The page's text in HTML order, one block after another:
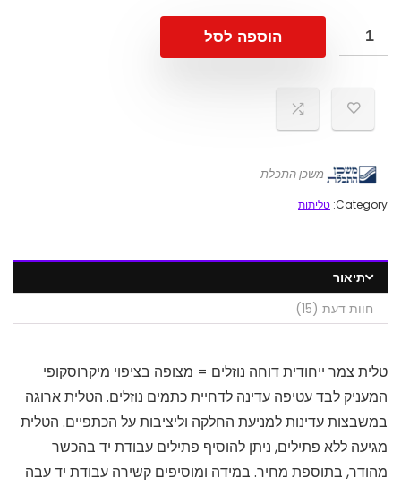
הוספה לסל
משכן התכלת
Category: טליתות
תיאור
חוות דעת (15)
טלית צמר ייחודית דוחה נוזלים = מצופה בציפוי מיקרוסקופי
המעניק לבד עטיפה עדינה לדחיית כתמים נוזלים. הטלית ארוגה
במשבצות עדינות למניעת החלקה וליציבות על הכתפיים. הטלית
מגיעה ללא פתילים, ניתן להוסיף פתילים עבודת יד בהכשר
מהודר, בתוספת מחיר. במידה ומוסיפים קשירה עבודת יד עבה